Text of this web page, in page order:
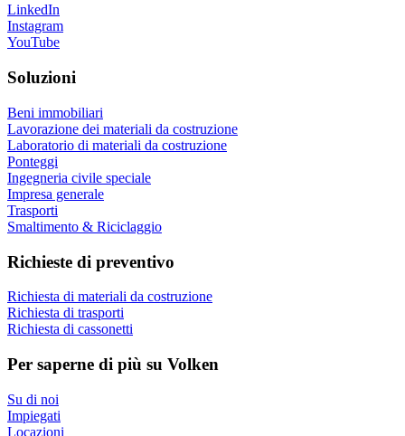
LinkedIn
Instagram
YouTube
Soluzioni
Beni immobiliari
Lavorazione dei materiali da costruzione
Laboratorio di materiali da costruzione
Ponteggi
Ingegneria civile speciale
Impresa generale
Trasporti
Smaltimento & Riciclaggio
Richieste di preventivo
Richiesta di materiali da costruzione
Richiesta di trasporti
Richiesta di cassonetti
Per saperne di più su Volken
Su di noi
Impiegati
Locazioni